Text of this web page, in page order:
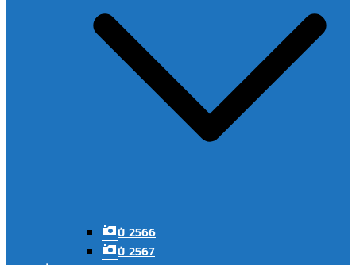
ปี 2566
ปี 2567